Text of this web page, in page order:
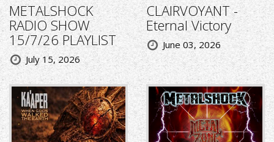
METALSHOCK
RADIO SHOW
15/7/26 PLAYLIST
July 15, 2026
CLAIRVOYANT -
Eternal Victory
June 03, 2026